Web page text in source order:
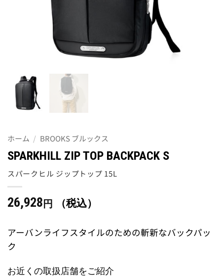
ホーム / BROOKS ブルックス
SPARKHILL ZIP TOP BACKPACK S
スパークヒル ジップトップ 15L
26,928 円 （税込）
アーバンライフスタイルのための斬新なバックパッ
ク
お近くの取扱店舗をご紹介